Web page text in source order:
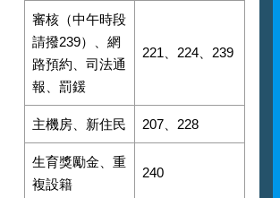
審核（中午時段
請撥239）、網
路預約、司法通
報、罰鍰
221、224、239
主機房、新住民 207、228
生育獎勵金、重
複設籍
240